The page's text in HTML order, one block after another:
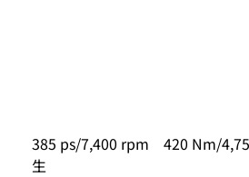
385 ps/7,400 rpm 420 Nm/
生